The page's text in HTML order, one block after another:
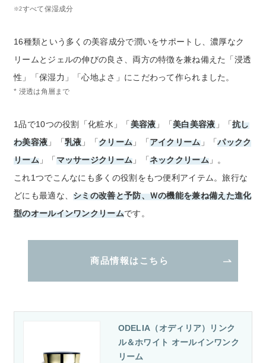
※2すべて保湿成分
16種類という多くの美容成分で潤いをサポートし、濃厚なク
リームとジェルの伸びの良さ、両方の特徴を兼ね備えた「浸透
性」「保湿力」「心地よさ」にこだわって作られました。
* 浸透は角層まで
1品で10つの役割「化粧水」「美容液 」「美白美容液」「抗し
わ美容液 」「乳液 」「クリーム 」「アイクリーム」「パックク
リーム」「マッサージクリーム 」「ネッククリーム」。
これ1つでこんなにも多くの役割をもつ便利アイテム。旅行な
どにも最適な、シミの改善と予防、Ｗの機能を兼ね備えた進化
型のオールインワンクリームです。
商品情報はこちら
ODELIA（オディリア）リンク
ル＆ホワイト オールインワンク
リーム